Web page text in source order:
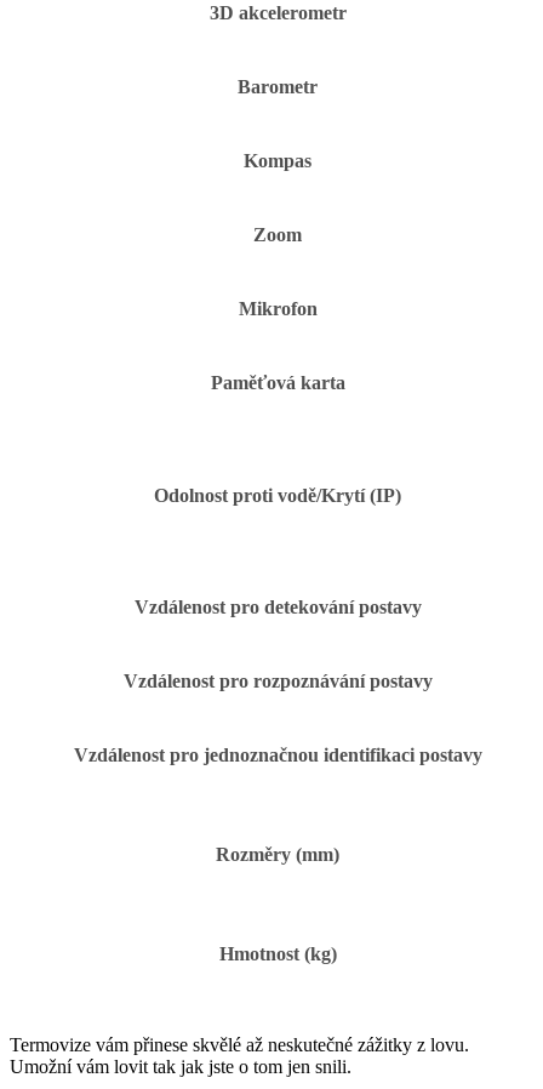
3D akcelerometr
Barometr
Kompas
Zoom
Mikrofon
Paměťová karta
Odolnost proti vodě/Krytí (IP)
Vzdálenost pro detekování postavy
Vzdálenost pro rozpoznávání postavy
Vzdálenost pro jednoznačnou identifikaci postavy
Rozměry (mm)
Hmotnost (kg)
Termovize vám přinese skvělé až neskutečné zážitky z lovu.
Umožní vám lovit tak jak jste o tom jen snili.